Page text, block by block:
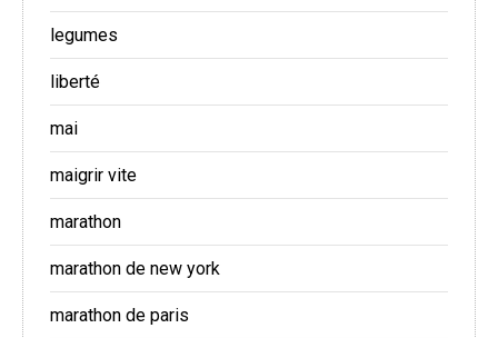
legumes
liberté
mai
maigrir vite
marathon
marathon de new york
marathon de paris